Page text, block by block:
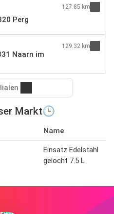
Perg
127.85 km
Naarn im
129.32 km
Markt🕒
Name
Einsatz Edelstahl
gelocht 7.5 L